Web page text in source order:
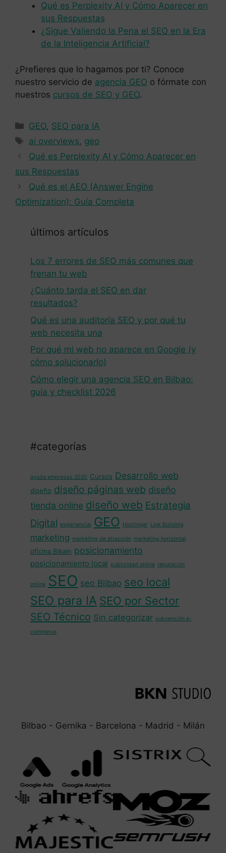
Qué es Perplexity AI y Cómo Aparecer en
sus Respuestas
¿Sigue Valiendo la Pena el SEO en la Era
de la Inteligencia Artificial?
¿Prefieres que lo hagamos por ti? Conoce
nuestro servicio de agencia GEO o fórmate con
nuestros cursos de SEO y GEO.
Categorías
GEO, SEO para IA
Etiquetas
ai overviews, geo
Qué es Perplexity AI y Cómo Aparecer en
sus Respuestas
Qué es el AEO (Answer Engine
Optimization): Guía Completa
últimos artículos
Los 7 errores de SEO más comunes que
frenan tu web
¿Cuánto tarda el SEO en dar
resultados?
Qué es una auditoría SEO y por qué tu
web necesita una
Por qué mi web no aparece en Google (y
cómo solucionarlo)
Cómo elegir una agencia SEO en Bilbao:
guía y checklist 2026
#categorías
ayuda empresas 2020 Cursos Desarrollo web
diseño diseño páginas web diseño
tienda online diseño web Estrategia
Digital experiencial GEO Hostinger Link Building
marketing marketing de atracción marketing horizontal
oficina Bikain posicionamiento
posicionamiento local publicidad online reputación
online SEO seo Bilbao seo local
SEO para IA SEO por Sector
SEO Técnico Sin categorizar subvención e-
commerce
Bilbao - Gernika - Barcelona - Madrid - Milán